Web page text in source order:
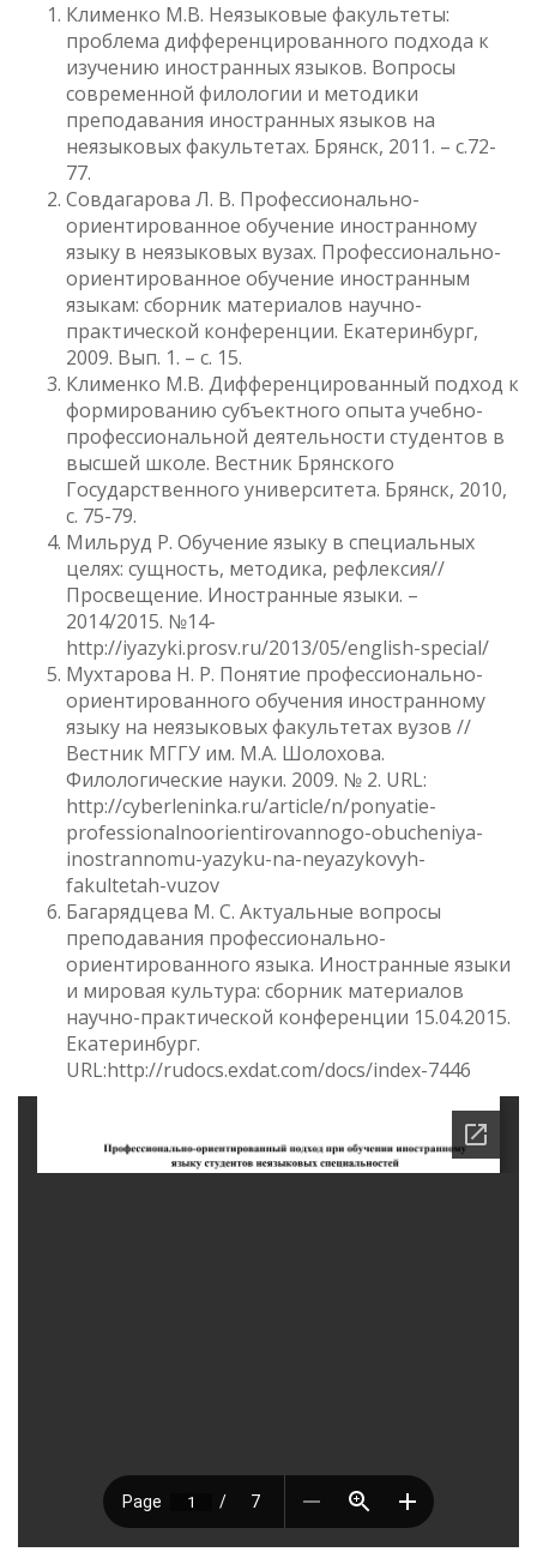
Клименко М.В. Неязыковые факультеты:
проблема дифференцированного подхода к
изучению иностранных языков. Вопросы
современной филологии и методики
преподавания иностранных языков на
неязыковых факультетах. Брянск, 2011. – с.72-
77.
Совдагарова Л. В. Профессионально-
ориентированное обучение иностранному
языку в неязыковых вузах. Профессионально-
ориентированное обучение иностранным
языкам: сборник материалов научно-
практической конференции. Екатеринбург,
2009. Вып. 1. – с. 15.
Клименко М.В. Дифференцированный подход к
формированию субъектного опыта учебно-
профессиональной деятельности студентов в
высшей школе. Вестник Брянского
Государственного университета. Брянск, 2010,
с. 75-79.
Мильруд Р. Обучение языку в специальных
целях: сущность, методика, рефлексия//
Просвещение. Иностранные языки. –
2014/2015. №14-
http://iyazyki.prosv.ru/2013/05/english-special/
Мухтарова Н. Р. Понятие профессионально-
ориентированного обучения иностранному
языку на неязыковых факультетах вузов //
Вестник МГГУ им. М.А. Шолохова.
Филологические науки. 2009. № 2. URL:
http://cyberleninka.ru/article/n/ponyatie-
professionalnoorientirovannogo-obucheniya-
inostrannomu-yazyku-na-neyazykovyh-
fakultetah-vuzov
Багарядцева М. С. Актуальные вопросы
преподавания профессионально-
ориентированного языка. Иностранные языки
и мировая культура: сборник материалов
научно-практической конференции 15.04.2015.
Екатеринбург.
URL:http://rudocs.exdat.com/docs/index-7446